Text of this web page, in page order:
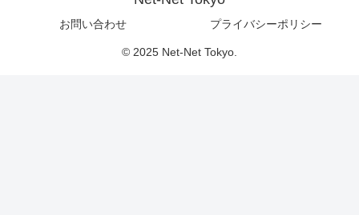
お問い合わせ プライバシーポリシー
© 2025 Net-Net Tokyo.